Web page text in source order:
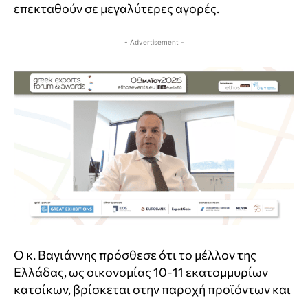
επεκταθούν σε μεγαλύτερες αγορές.
- Advertisement -
Ο κ. Βαγιάννης πρόσθεσε ότι το μέλλον της
Ελλάδας, ως οικονομίας 10-11 εκατομμυρίων
κατοίκων, βρίσκεται στην παροχή προϊόντων και